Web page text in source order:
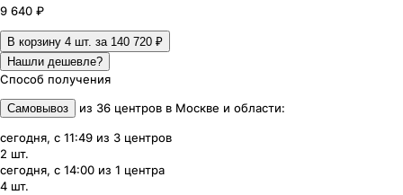
9 640 ₽
В корзину 4 шт. за 140 720 ₽
Нашли дешевле?
Способ получения
Самовывоз из 36 центров в Москве и области:
сегодня, с 11:49 из 3 центров
2 шт.
сегодня, с 14:00 из 1 центра
4 шт.